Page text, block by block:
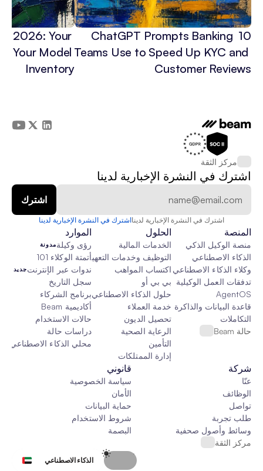
10 ChatGPT Prompts Banking
Teams Use to Speed Up KYC and
Customer Reviews
2026: Your
Your Model
Inventory
مركز الثقة
اشترك في النشرة الإخبارية لدينا
اشترك في النشرة الإخبارية لدينااشترك في النشرة الإخبارية لدينا
المنصة
منصة الوكيل الذكي
الذكاء الاصطناعي
وكلاء الذكاء الاصطناعي
تدفقات العمل الوكيلية
AgentOS
قاعدة البيانات والذاكرة والقماش
التكاملات
حالة Beam
الحلول
الخدمات المالية
التوظيف وخدمات التعهيد الخارجي
اكتساب المواهب
بي بي أو
حلول الذكاء الاصطناعي المخصصة
خدمة العملاء
تحصيل الديون
الرعاية الصحية
التأمين
إدارة الممتلكات
الموارد
رؤى وكيلةمدونة
أتمتة الوكلاء 101
ندوات عبر الإنترنتجديد
سجل التاريخ
برنامج الشركاء
أكاديمية Beam
حالات الاستخدام
دراسات حالة
محلي الذكاء الاصطناعي
شركة
عنّا
الوظائف
تواصل
طلب تجربة
وسائط وأصول صحفية
مركز الثقة
قانوني
سياسة الخصوصية
الأمان
حماية البيانات
شروط الاستخدام
البصمة
Select Language
الذكاء الاصطناعي